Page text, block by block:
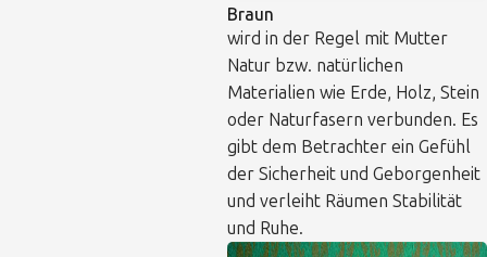
Braun
wird in der Regel mit Mutter
Natur bzw. natürlichen
Materialien wie Erde, Holz, Stein
oder Naturfasern verbunden. Es
gibt dem Betrachter ein Gefühl
der Sicherheit und Geborgenheit
und verleiht Räumen Stabilität
und Ruhe.